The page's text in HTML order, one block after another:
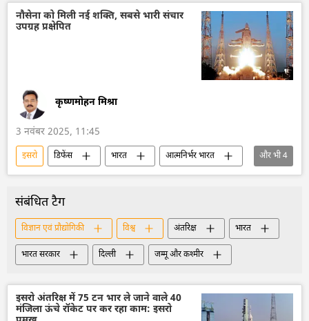
अंतरिक्ष अनुसंधान
पृथ्वी
विडिओ और मोबाइल गेम
नौसेना को मिली नई शक्ति, सबसे भारी संचार
उपग्रह प्रक्षेपित
कृष्णमोहन मिश्रा
3 नवंबर 2025, 11:45
इसरो डिफेंस भारत
आत्मनिर्भर भारत
भारतीय नौसेना
हिंद-प्रशांत क्षेत्र
आतंकवाद
आतंकवाद का मुकाबला
और भी4
संबंधित टैग
विज्ञान एवं प्रौद्योगिकी विश्व अंतरिक्ष भारत
भारत सरकार दिल्ली जम्मू और कश्मीर
इसरो अंतरिक्ष में 75 टन भार ले जाने वाले 40
मंजिला ऊंचे रॉकेट पर कर रहा काम: इसरो